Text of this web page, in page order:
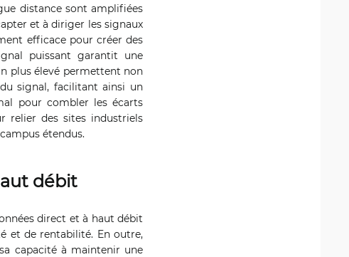
distance sont amplifiées
et à diriger les signaux
efficace pour créer des
puissant garantit une
plus élevé permettent non
signal, facilitant ainsi un
pour combler les écarts
relier des sites industriels
étendus.
débit
direct et à haut débit
et de rentabilité. En outre,
capacité à maintenir une